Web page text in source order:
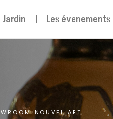
Jardin Les évenements
NOUVEL ART